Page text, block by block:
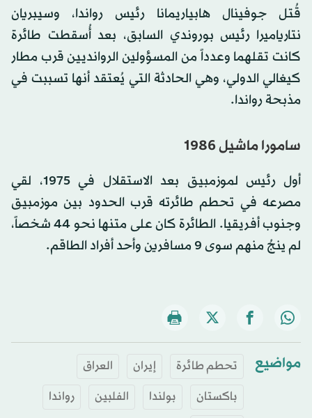
قُتل جوفينال هابياريمانا رئيس رواندا، وسيبريان
نتارياميرا رئيس بوروندي السابق، بعد أُسقطت طائرة
كانت تقلهما وعدداً من المسؤولين الروانديين قرب مطار
كيغالي الدولي، وهي الحادثة التي يُعتقد أنها تسببت في
مذبحة رواندا.
سامورا ماشيل 1986
أول رئيس لموزمبيق بعد الاستقلال في 1975، لقي
مصرعه في تحطم طائرته قرب الحدود بين موزمبيق
وجنوب أفريقيا. الطائرة كان على متنها نحو 44 شخصاً،
لم ينجُ منهم سوى 9 مسافرين وأحد أفراد الطاقم.
مواضيع تحطم طائرة إيران
العراق
باكستان
بولندا الفلبين
رواندا